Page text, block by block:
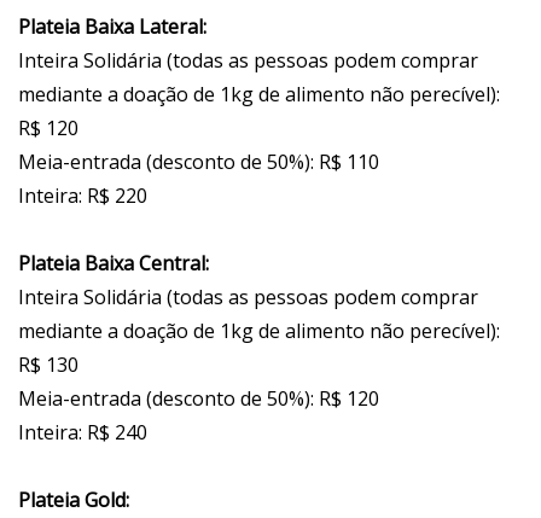
Plateia Baixa Lateral:
Inteira Solidária (todas as pessoas podem comprar
mediante a doação de 1kg de alimento não perecível):
R$ 120
Meia-entrada (desconto de 50%): R$ 110
Inteira: R$ 220
Plateia Baixa Central:
Inteira Solidária (todas as pessoas podem comprar
mediante a doação de 1kg de alimento não perecível):
R$ 130
Meia-entrada (desconto de 50%): R$ 120
Inteira: R$ 240
Plateia Gold: